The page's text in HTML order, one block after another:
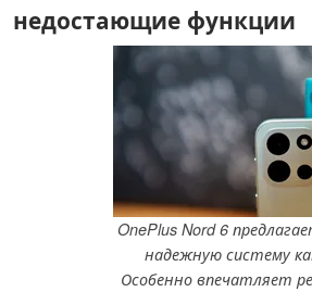
недостающие функции
OnePlus Nord 6
надежную систему
Особенно впечатляет